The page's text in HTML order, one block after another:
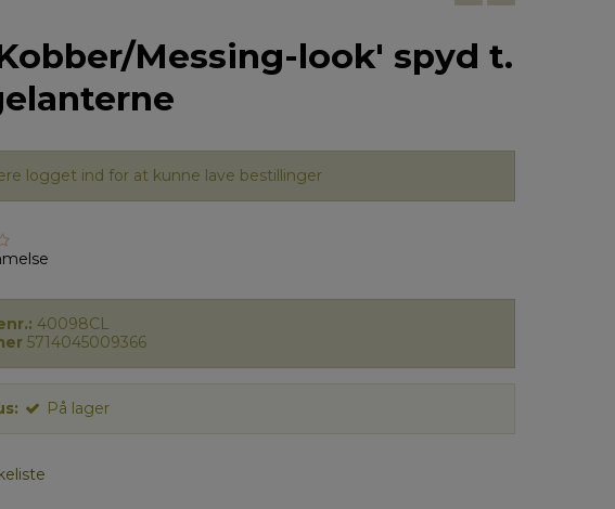
Messing-look' spyd t.
logget ind for at kunne lave bestillinger
40098CL
5714045009366
På lager